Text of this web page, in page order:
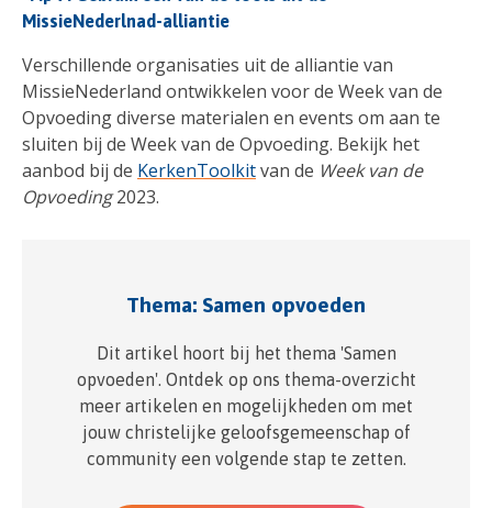
MissieNederlnad-alliantie
Verschillende organisaties uit de alliantie van
MissieNederland ontwikkelen voor de Week van de
Opvoeding diverse materialen en events om aan te
sluiten bij de Week van de Opvoeding. Bekijk het
aanbod bij de KerkenToolkitvan de Week van de
Opvoeding2023.
Thema: Samen opvoeden
Dit artikel hoort bij het thema 'Samen
opvoeden'. Ontdek op ons thema-overzicht
meer artikelen en mogelijkheden om met
jouw christelijke geloofsgemeenschap of
community een volgende stap te zetten.